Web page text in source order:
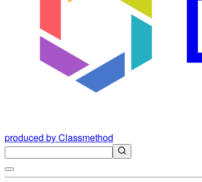
produced by Classmethod